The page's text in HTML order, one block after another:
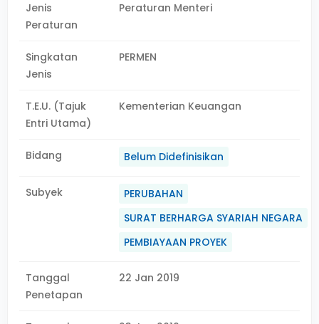
Jenis
Peraturan
Peraturan Menteri
Singkatan
Jenis
PERMEN
T.E.U. (Tajuk
Entri Utama)
Kementerian Keuangan
Bidang Belum Didefinisikan
Subyek
PERUBAHAN
SURAT BERHARGA SYARIAH NEGARA
PEMBIAYAAN PROYEK
Tanggal
Penetapan
22 Jan 2019